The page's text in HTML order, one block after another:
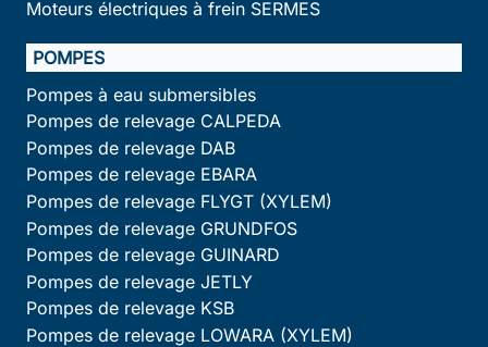
Moteurs électriques à frein SERMES
POMPES
Pompes à eau submersibles
Pompes de relevage CALPEDA
Pompes de relevage DAB
Pompes de relevage EBARA
Pompes de relevage FLYGT (XYLEM)
Pompes de relevage GRUNDFOS
Pompes de relevage GUINARD
Pompes de relevage JETLY
Pompes de relevage KSB
Pompes de relevage LOWARA (XYLEM)